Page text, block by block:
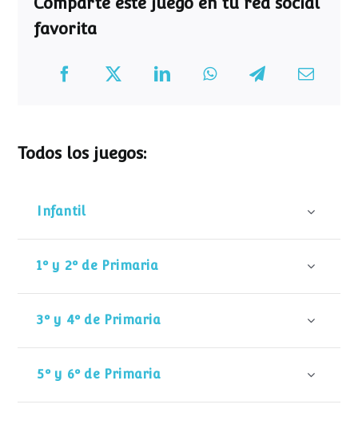
favorita
Todos los juegos:
Infantil
1º y 2º de Primaria
3º y 4º de Primaria
5º y 6º de Primaria